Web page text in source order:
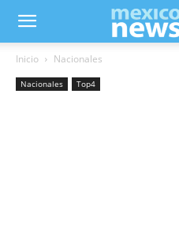
Inicio Nacionales
Nacionales Top4